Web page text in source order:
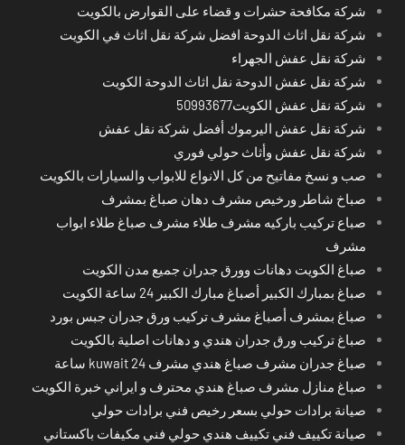
شركة مكافحة حشرات و قضاء على القوارض بالكويت
شركة نقل اثاث الدوحة افضل شركة نقل اثاث في الكويت
شركة نقل عفش الجهراء
شركة نقل عفش الدوحة نقل اثاث الدوحة الكويت
شركة نقل عفش الكويت50993677
شركة نقل عفش اليرموك أفضل شركة نقل عفش
شركة نقل عفش وأثاث حولي فوري
صب و نسخ مفاتيح من كل الانواع للابواب والسيارات بالكويت
صباخ شاطر ورخيص مشرف دهان صباغ بمشرف
صباع تركيب باركيه مشرف طلاء مشرف صباغ طلاء ابواب
مشرف
صباغ الكويت دهانات وورق جدران جميع مدن الكويت
صباغ بمبارك الكبير أصباغ مبارك الكبير 24 ساعة الكويت
صباغ بمشرف أصباغ مشرف تركيب ورق جدران جبس بورد
صباغ تركيب ورق جدران هندي و دهانات اصلية بالكويت
صباغ جدران مشرف صباغ هندي مشرف kuwait 24 ساعة
صباغ منازل مشرف صباغ هندي محترف و ايراني خبرة الكويت
صيانة برادات حولي بسعر رخيص فني برادات حولي
صيانة تكييف فني تكييف هندي حولي فني مكيفات باكستاني